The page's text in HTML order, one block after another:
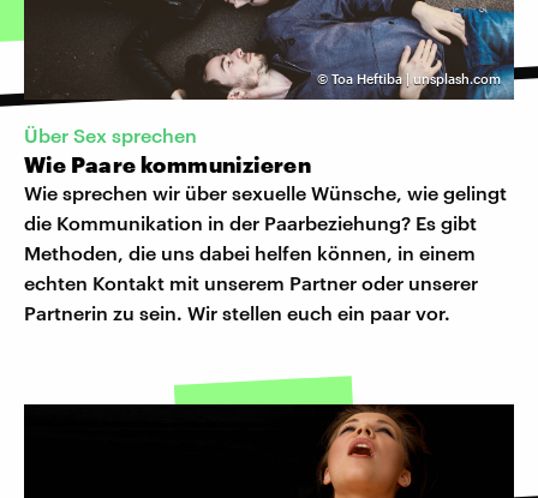
© Toa Heftiba | unsplash.com
Über Sex sprechen
Wie Paare kommunizieren
Wie sprechen wir über sexuelle Wünsche, wie gelingt
die Kommunikation in der Paarbeziehung? Es gibt
Methoden, die uns dabei helfen können, in einem
echten Kontakt mit unserem Partner oder unserer
Partnerin zu sein. Wir stellen euch ein paar vor.